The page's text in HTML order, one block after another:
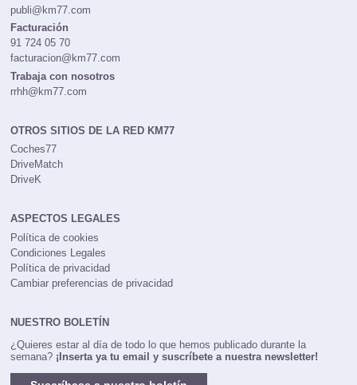
91 513 04 95
publi@km77.com
Facturación
91 724 05 70
facturacion@km77.com
Trabaja con nosotros
OTROS SITIOS DE LA RED KM77
Coches77
DriveMatch
ASPECTOS LEGALES
Política de cookies
Condiciones Legales
Política de privacidad
¿Quieres estar al día de todo lo que hemos publicado durante la